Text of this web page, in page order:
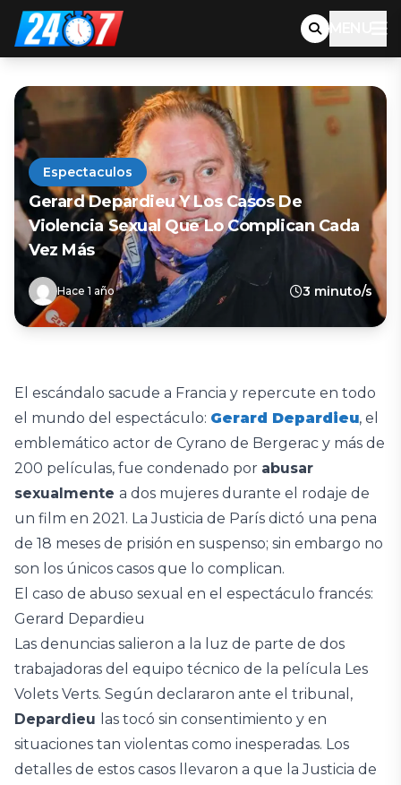
MENU
Espectaculos
Gerard Depardieu Y Los Casos De
Violencia Sexual Que Lo Complican Cada
Vez Más
Hace 1 año 3 minuto/s
El escándalo sacude a Francia y repercute en todo
el mundo del espectáculo: Gerard Depardieu, el
emblemático actor de Cyrano de Bergerac y más de
200 películas, fue condenado por abusar
sexualmente a dos mujeres durante el rodaje de
un film en 2021. La Justicia de París dictó una pena
de 18 meses de prisión en suspenso; sin embargo no
son los únicos casos que lo complican.
El caso de abuso sexual en el espectáculo francés:
Gerard Depardieu
Las denuncias salieron a la luz de parte de dos
trabajadoras del equipo técnico de la película Les
Volets Verts. Según declararon ante el tribunal,
Depardieu las tocó sin consentimiento y en
situaciones tan violentas como inesperadas. Los
detalles de estos casos llevaron a que la Justicia de